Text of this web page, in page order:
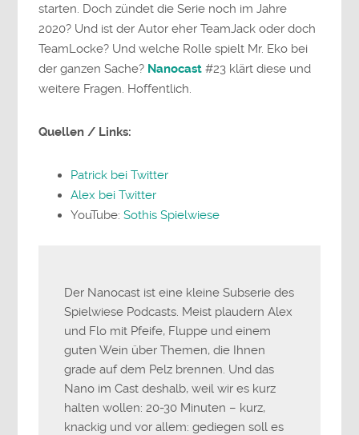
starten. Doch zündet die Serie noch im Jahre
2020? Und ist der Autor eher TeamJack oder doch
TeamLocke? Und welche Rolle spielt Mr. Eko bei
der ganzen Sache? Nanocast #23 klärt diese und
weitere Fragen. Hoffentlich.
Quellen / Links:
Patrick bei Twitter
Alex bei Twitter
YouTube:Sothis Spielwiese
Der Nanocast ist eine kleine Subserie des
Spielwiese Podcasts. Meist plaudern Alex
und Flo mit Pfeife, Fluppe und einem
guten Wein über Themen, die Ihnen
grade auf dem Pelz brennen. Und das
Nano im Cast deshalb, weil wir es kurz
halten wollen: 20-30 Minuten – kurz,
knackig und vor allem: gediegen soll es